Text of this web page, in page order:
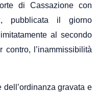
di Cassazione con
pubblicata il giorno
al secondo
l’inammissibilità
gravata e